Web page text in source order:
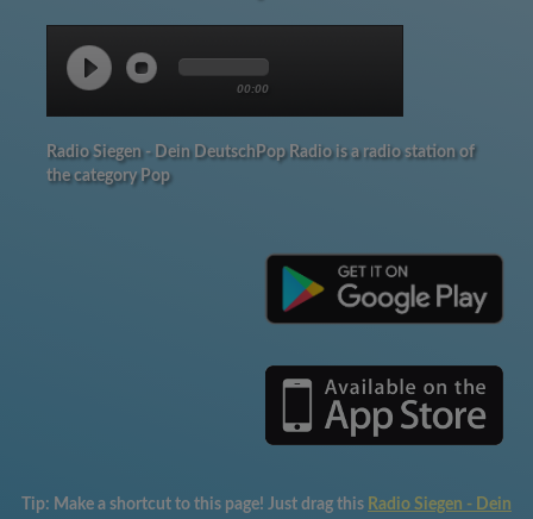
00:00
Radio Siegen - Dein DeutschPop Radio is a radio station of
the category Pop
Tip: Make a shortcut to this page! Just drag this Radio Siegen - Dein